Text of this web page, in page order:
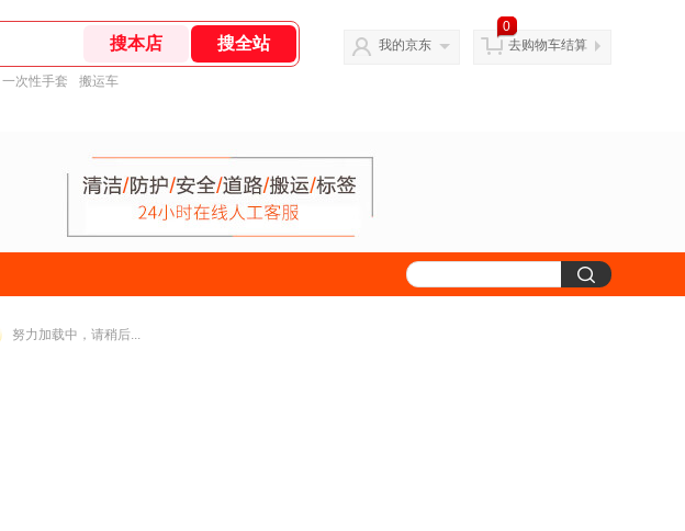
一次性手套 搬运车
我的京东
0
去购物车结算
努力加载中，请稍后...